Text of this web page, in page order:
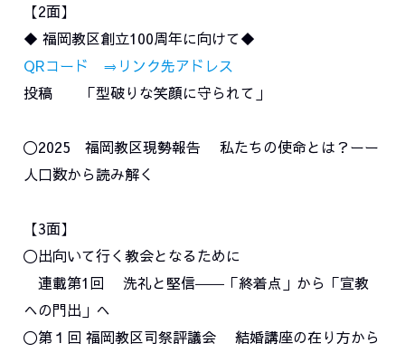
【2面】
◆ 福岡教区創立100周年に向けて◆
QRコード ⇒リンク先アドレス
投稿 「型破りな笑顔に守られて」
〇2025 福岡教区現勢報告 私たちの使命とは？ーー
人口数から読み解く
【3面】
〇出向いて行く教会となるために
連載第1回 洗礼と堅信――「終着点」から「宣教
への門出」へ
〇第１回 福岡教区司祭評議会 結婚講座の在り方から